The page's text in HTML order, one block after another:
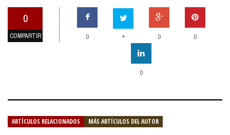
0
COMPARTIR 0 + 0 0
0
ARTÍCULOS RELACIONADOS MÁS ARTÍCULOS DEL AUTOR